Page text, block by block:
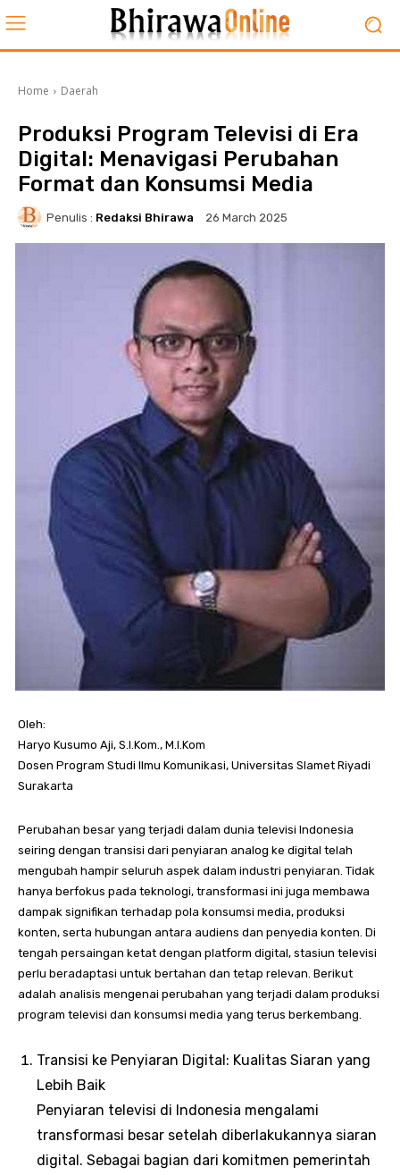
Home Daerah
Produksi Program Televisi di Era
Digital: Menavigasi Perubahan
Format dan Konsumsi Media
Penulis : Redaksi Bhirawa 26 March 2025
Oleh:
Haryo Kusumo Aji, S.I.Kom., M.I.Kom
Dosen Program Studi Ilmu Komunikasi, Universitas Slamet Riyadi
Surakarta
Perubahan besar yang terjadi dalam dunia televisi Indonesia
seiring dengan transisi dari penyiaran analog ke digital telah
mengubah hampir seluruh aspek dalam industri penyiaran. Tidak
hanya berfokus pada teknologi, transformasi ini juga membawa
dampak signifikan terhadap pola konsumsi media, produksi
konten, serta hubungan antara audiens dan penyedia konten. Di
tengah persaingan ketat dengan platform digital, stasiun televisi
perlu beradaptasi untuk bertahan dan tetap relevan. Berikut
adalah analisis mengenai perubahan yang terjadi dalam produksi
program televisi dan konsumsi media yang terus berkembang.
Transisi ke Penyiaran Digital: Kualitas Siaran yang
Lebih Baik
Penyiaran televisi di Indonesia mengalami
transformasi besar setelah diberlakukannya siaran
digital. Sebagai bagian dari komitmen pemerintah